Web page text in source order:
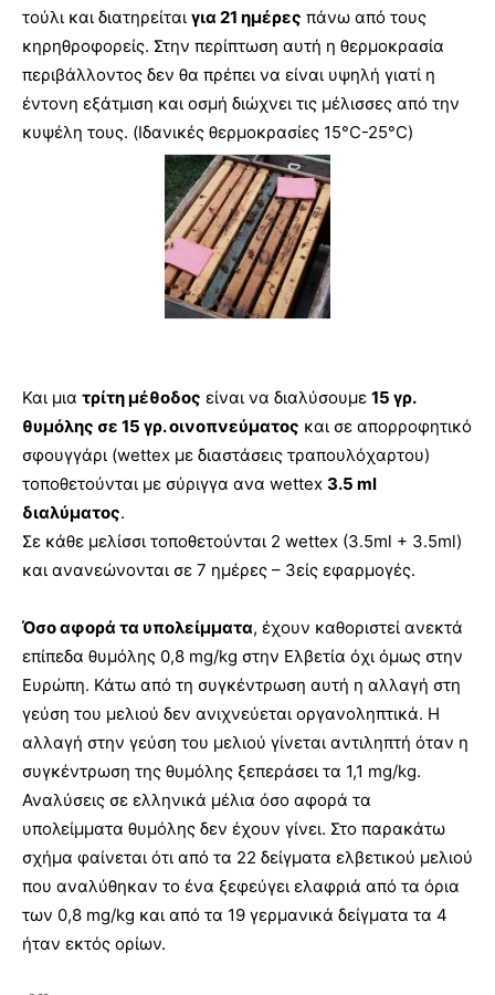
τούλι και διατηρείται για 21 ημέρες πάνω από τους
κηρηθροφορείς. Στην περίπτωση αυτή η θερμοκρασία
περιβάλλοντος δεν θα πρέπει να είναι υψηλή γιατί η
έντονη εξάτμιση και οσμή διώχνει τις μέλισσες από την
κυψέλη τους. (Ιδανικές θερμοκρασίες 15°C-25°C)
Και μια τρίτη μέθοδος είναι να διαλύσουμε 15 γρ.
θυμόλης σε 15 γρ. οινοπνεύματος και σε απορροφητικό
σφουγγάρι (wettex με διαστάσεις τραπουλόχαρτου)
τοποθετούνται με σύριγγα ανα wettex 3.5 ml
διαλύματος.
Σε κάθε μελίσσι τοποθετούνται 2 wettex (3.5ml + 3.5ml)
και ανανεώνονται σε 7 ημέρες – 3είς εφαρμογές.
Όσο αφορά τα υπολείμματα, έχουν καθοριστεί ανεκτά
επίπεδα θυμόλης 0,8 mg/kg στην Ελβετία όχι όμως στην
Ευρώπη. Κάτω από τη συγκέντρωση αυτή η αλλαγή στη
γεύση του μελιού δεν ανιχνεύεται οργανοληπτικά. Η
αλλαγή στην γεύση του μελιού γίνεται αντιληπτή όταν η
συγκέντρωση της θυμόλης ξεπεράσει τα 1,1 mg/kg.
Αναλύσεις σε ελληνικά μέλια όσο αφορά τα
υπολείμματα θυμόλης δεν έχουν γίνει. Στο παρακάτω
σχήμα φαίνεται ότι από τα 22 δείγματα ελβετικού μελιού
που αναλύθηκαν το ένα ξεφεύγει ελαφριά από τα όρια
των 0,8 mg/kg και από τα 19 γερμανικά δείγματα τα 4
ήταν εκτός ορίων.